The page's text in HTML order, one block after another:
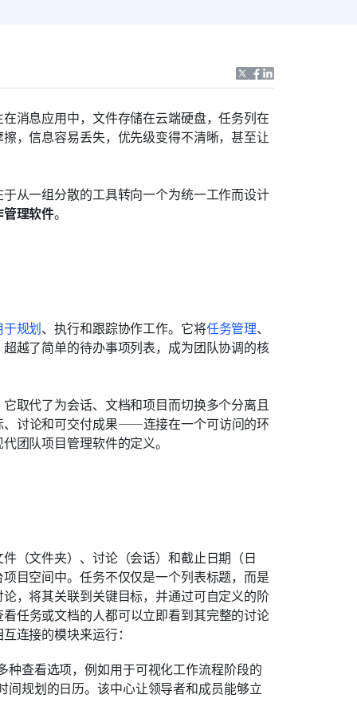
消息应用中，文件存储在云端硬盘，任务列在
，信息容易丢失，优先级变得不清晰，甚至让
从一组分散的工具转向一个为统一工作而设计
理软件。
规划、执行和跟踪协作工作。它将任务管理、
越了简单的待办事项列表，成为团队协调的核
取代了为会话、文档和项目而切换多个分离且
讨论和可交付成果——连接在一个可访问的环
团队项目管理软件的定义。
（文件夹）、讨论（会话）和截止日期（日
目空间中。任务不仅仅是一个列表标题，而是
，将其关联到关键目标，并通过可自定义的阶
任务或文档的人都可以立即看到其完整的讨论
连接的模块来运行：
种查看选项，例如用于可视化工作流程阶段的
规划的日历。该中心让领导者和成员能够立